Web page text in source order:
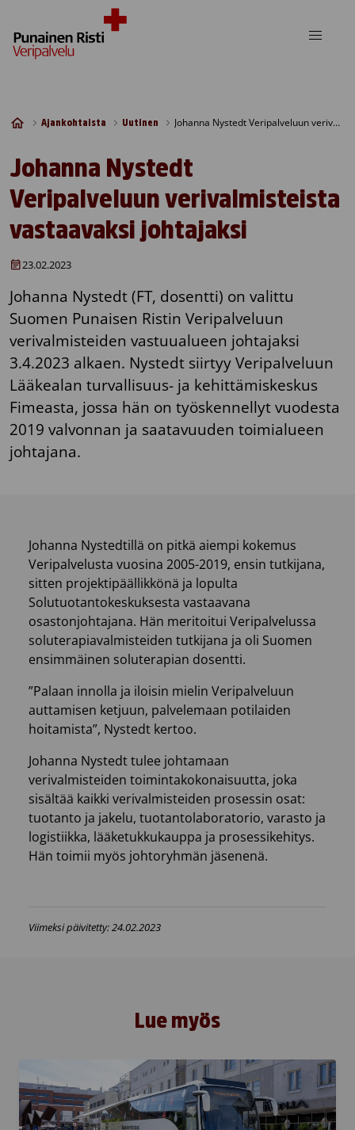
Ajankohtaista Uutinen Johanna Nystedt Veripalveluun verivalmisteista vastaavaksi johtajaksi
Johanna Nystedt
Veripalveluun verivalmisteista
vastaavaksi johtajaksi
23.02.2023
Johanna Nystedt (FT, dosentti) on valittu
Suomen Punaisen Ristin Veripalveluun
verivalmisteiden vastuualueen johtajaksi
3.4.2023 alkaen. Nystedt siirtyy Veripalveluun
Lääkealan turvallisuus- ja kehittämiskeskus
Fimeasta, jossa hän on työskennellyt vuodesta
2019 valvonnan ja saatavuuden toimialueen
johtajana.
Johanna Nystedtillä on pitkä aiempi kokemus
Veripalvelusta vuosina 2005-2019, ensin tutkijana,
sitten projektipäällikkönä ja lopulta
Solutuotantokeskuksesta vastaavana
osastonjohtajana. Hän meritoitui Veripalvelussa
soluterapiavalmisteiden tutkijana ja oli Suomen
ensimmäinen soluterapian dosentti.
”Palaan innolla ja iloisin mielin Veripalveluun
auttamisen ketjuun, palvelemaan potilaiden
hoitamista”, Nystedt kertoo.
Johanna Nystedt tulee johtamaan
verivalmisteiden toimintakokonaisuutta, joka
sisältää kaikki verivalmisteiden prosessin osat:
tuotanto ja jakelu, tuotantolaboratorio, varasto ja
logistiikka, lääketukkukauppa ja prosessikehitys.
Hän toimii myös johtoryhmän jäsenenä.
Viimeksi päivitetty: 24.02.2023
Lue myös